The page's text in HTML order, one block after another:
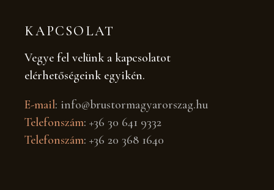
KAPCSOLAT
Vegye fel velünk a kapcsolatot
elérhetőségeink egyikén.
E-mail: info@brustormagyarorszag.hu
Telefonszám:+36 30 641 9332
Telefonszám:+36 20 368 1640